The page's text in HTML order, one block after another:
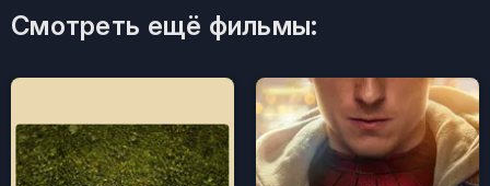
Смотреть ещё фильмы: